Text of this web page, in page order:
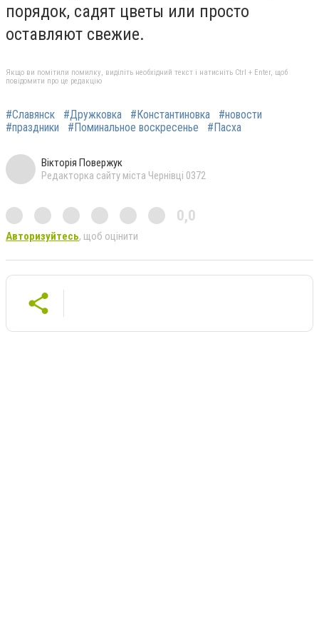
порядок, садят цветы или просто
оставляют свежие.
Якщо ви помітили помилку, виділіть необхідний текст і натисніть Ctrl + Enter, щоб
повідомити про це редакцію
#Славянск #Дружковка #Константиновка
#новости
#праздники
#Поминальное воскресенье #Пасха
Вікторія Повержук
Редакторка сайту міста Чернівці 0372
0,0
Авторизуйтесь, щоб оцінити